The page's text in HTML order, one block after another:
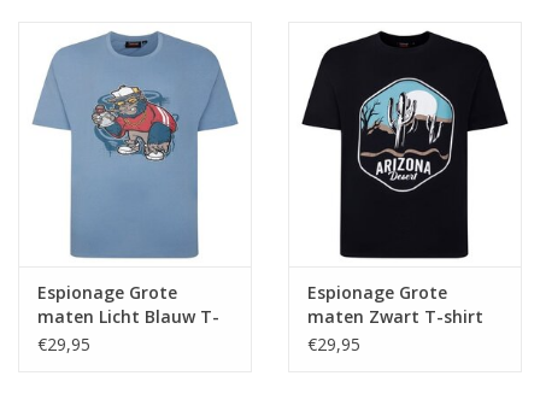
Espionage Grote
maten Licht Blauw T-
shirt "Graffiti Gorilla"
€29,95
Espionage Grote
maten Zwart T-shirt
"Arizona"
€29,95